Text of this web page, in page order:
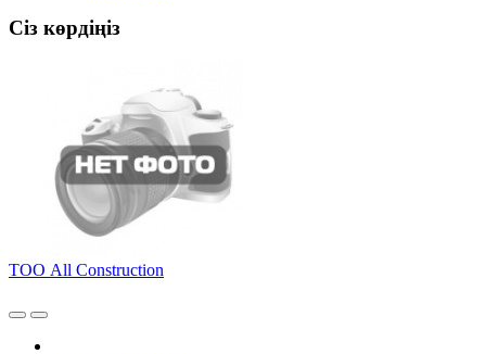
Сіз көрдіңіз
ТОО All Construction